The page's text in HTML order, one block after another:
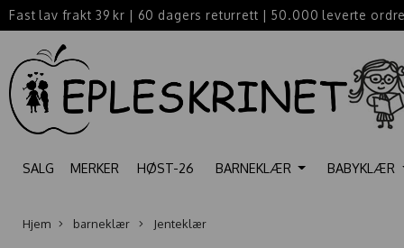
Fast lav frakt 39 kr | 60 dagers returrett | 50.000 leverte
SALG MERKER HØST-26 BARNEKLÆR BABYKLÆR
Hjem barneklær Jenteklær